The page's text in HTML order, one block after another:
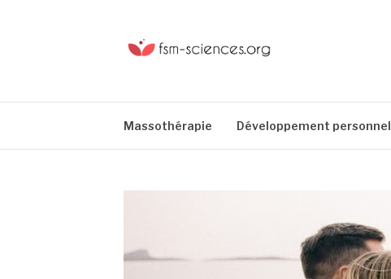
Massothérapie Développement personnel